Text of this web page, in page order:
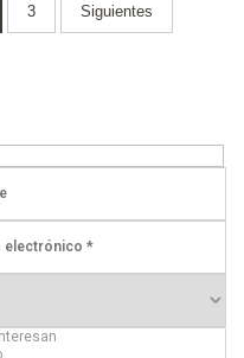
3 Siguientes